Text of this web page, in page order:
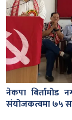
नेकपा
संयोजकत्वमा ७५